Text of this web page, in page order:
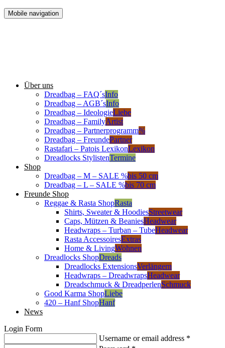
Mobile navigation
Über uns
Dreadbag – FAQ´sInfo
Dreadbag – AGB´sInfo
Dreadbag – IdeologieLiebe
Dreadbag – FamilyArtist
Dreadbag – Partnerprogramm%
Dreadbag – FreundePartner
Rastafari – Patois LexikonLexikon
Dreadlocks StylistenTermine
Shop
Dreadbag – M – SALE %bis 50 cm
Dreadbag – L – SALE %bis 70 cm
Freunde Shop
Reggae & Rasta ShopRasta
Shirts, Sweater & HoodiesStreetwear
Caps, Mützen & BeaniesHeadwear
Headwraps – Turban – TubeHeadwear
Rasta AccessoiresExtras
Home & LivingWohnen
Dreadlocks ShopDreads
Dreadlocks ExtensionsVerlängern
Headwraps – DreadwrapsHeadwear
Dreadschmuck & DreadperlenSchmuck
Good Karma ShopLiebe
420 – Hanf ShopHanf
News
Login Form
Username or email address *